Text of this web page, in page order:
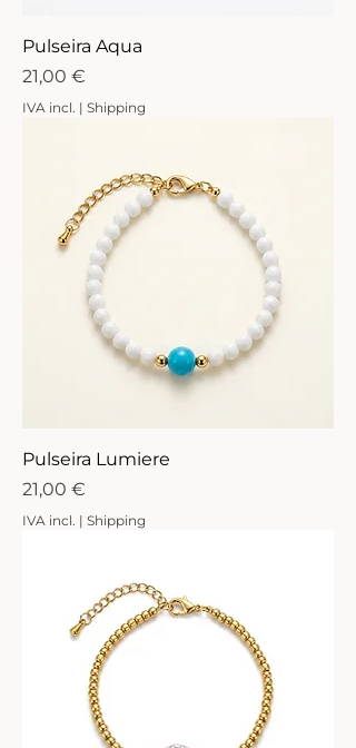
Pulseira Aqua
Preço
21,00 €
IVA incl. | Shipping
Pulseira Lumiere
Preço
21,00 €
IVA incl. | Shipping